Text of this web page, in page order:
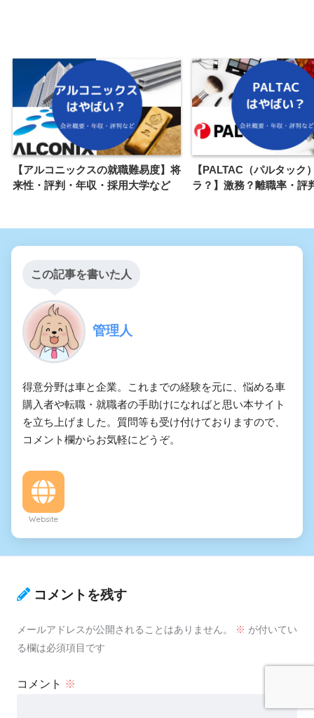
【アルコニックスの就職難易度】将
来性・評判・年収・採用大学など
【PALTAC（パルタック
ラ？】激務？離職率・評
この記事を書いた人
管理人
得意分野は車と企業。これまでの経験を元に、悩める車
購入者や転職・就職者の手助けになればと思い本サイト
を立ち上げました。質問等も受け付けておりますので、
コメント欄からお気軽にどうぞ。
Website
コメントを残す
メールアドレスが公開されることはありません。 ※ が付いてい
る欄は必須項目です
コメント ※